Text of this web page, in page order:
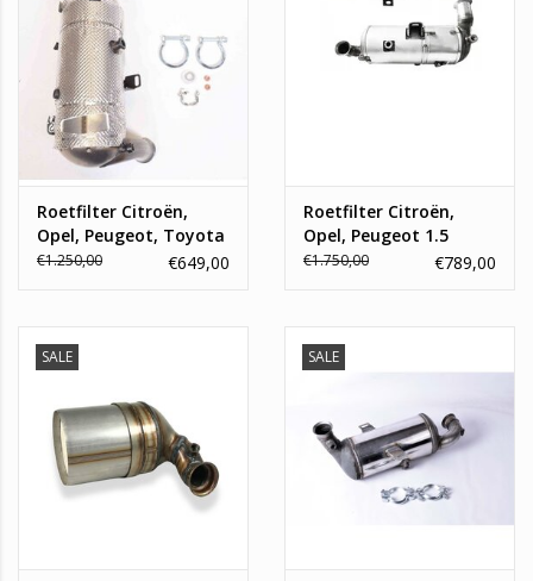
Roetfilter Citroën,
Opel, Peugeot, Toyota
1.5
€1.250,00 €649,00
Roetfilter Citroën,
Opel, Peugeot 1.5
€1.750,00 €789,00
SALE SALE